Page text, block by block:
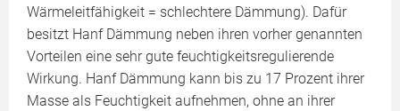
Wärmeleitfähigkeit = schlechtere Dämmung). Dafür
besitzt Hanf Dämmung neben ihren vorher genannten
Vorteilen eine sehr gute feuchtigkeitsregulierende
Wirkung. Hanf Dämmung kann bis zu 17 Prozent ihrer
Masse als Feuchtigkeit aufnehmen, ohne an ihrer